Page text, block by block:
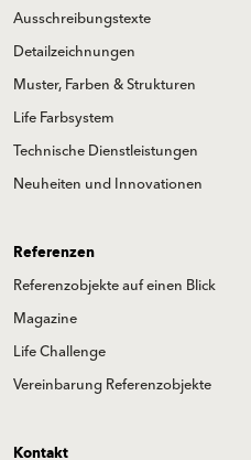
Ausschreibungstexte
Detailzeichnungen
Muster, Farben & Strukturen
Life Farbsystem
Technische Dienstleistungen
Neuheiten und Innovationen
Referenzen
Referenzobjekte auf einen Blick
Magazine
Life Challenge
Vereinbarung Referenzobjekte
Kontakt